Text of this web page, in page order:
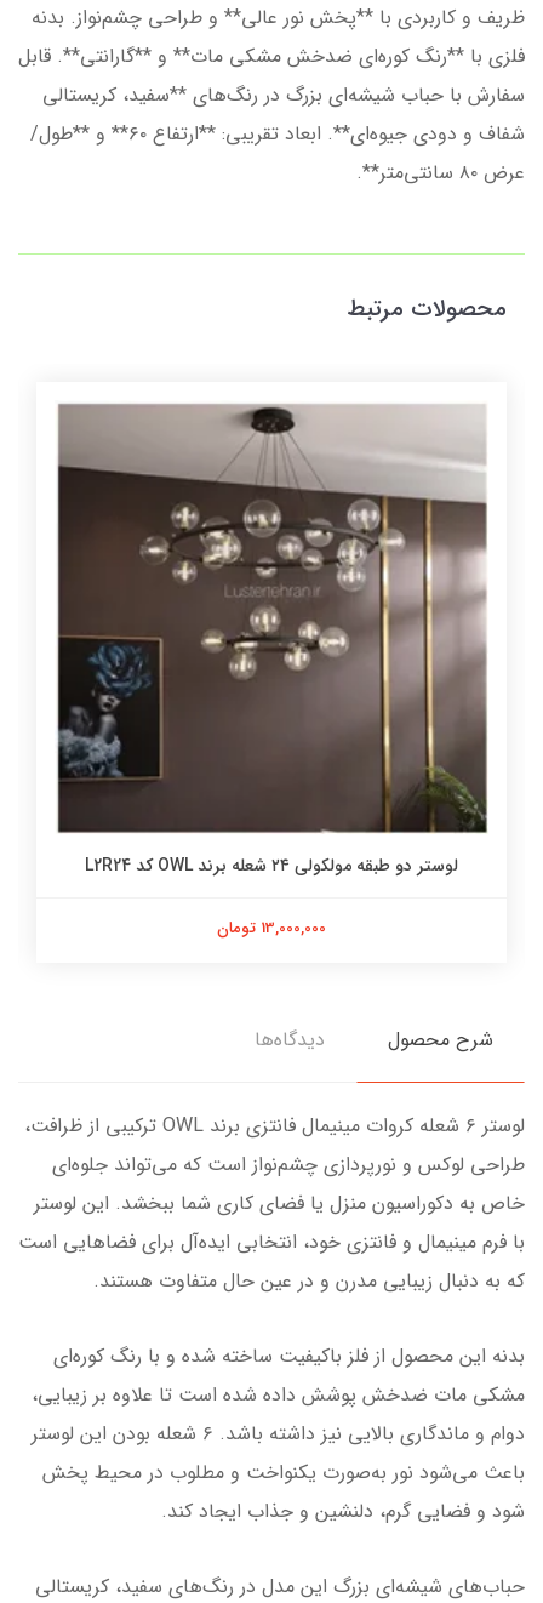
ظریف و کاربردی با **پخش نور عالی** و طراحی چشم‌نواز. بدنه
فلزی با **رنگ کوره‌ای ضدخش مشکی مات** و **گارانتی**. قابل
سفارش با حباب شیشه‌ای بزرگ در رنگ‌های **سفید، کریستالی
شفاف و دودی جیوه‌ای**. ابعاد تقریبی: **ارتفاع ۶۰** و **طول/
عرض ۸۰ سانتی‌متر**.
محصولات مرتبط
لوستر دو طبقه مولکولی ۲۴ شعله برند OWL کد L2R24
13,000,000 تومان
شرح محصول دیدگاه‌ها
لوستر ۶ شعله کروات مینیمال فانتزی برند OWL ترکیبی از ظرافت،
طراحی لوکس و نورپردازی چشم‌نواز است که می‌تواند جلوه‌ای
خاص به دکوراسیون منزل یا فضای کاری شما ببخشد. این لوستر
با فرم مینیمال و فانتزی خود، انتخابی ایده‌آل برای فضاهایی است
که به دنبال زیبایی مدرن و در عین حال متفاوت هستند.
بدنه این محصول از فلز باکیفیت ساخته شده و با رنگ کوره‌ای
مشکی مات ضدخش پوشش داده شده است تا علاوه بر زیبایی،
دوام و ماندگاری بالایی نیز داشته باشد. ۶ شعله بودن این لوستر
باعث می‌شود نور به‌صورت یکنواخت و مطلوب در محیط پخش
شود و فضایی گرم، دلنشین و جذاب ایجاد کند.
حباب‌های شیشه‌ای بزرگ این مدل در رنگ‌های سفید، کریستالی